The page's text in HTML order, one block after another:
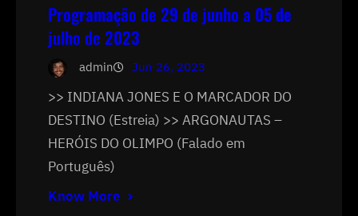
Programação de 29 de junho a 05 de
julho de 2023
admin Jun 26, 2023
>> INDIANA JONES E O MARCADOR DO
DESTINO (Estreia) >> ARGONAUTAS –
HERÓIS DO OLIMPO (Falado em
Português)
Know More